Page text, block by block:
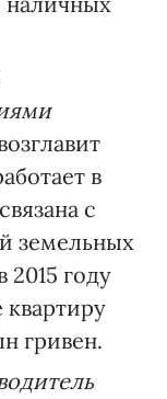
в
с
земельных
году
гривен.